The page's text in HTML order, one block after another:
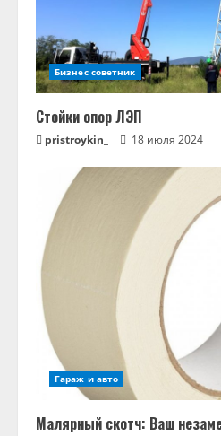
Бизнес советник
Стойки опор ЛЭП
pristroykin_ 18 июля 2024
Гараж и авто
Малярный скотч: Ваш